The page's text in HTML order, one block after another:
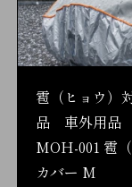
雹（ヒョウ
品 車外用品
MOH-001 雹
カバー M